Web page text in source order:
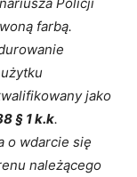
farbą.
jako
§ 1 k.k.
o wdarcie się
należącego